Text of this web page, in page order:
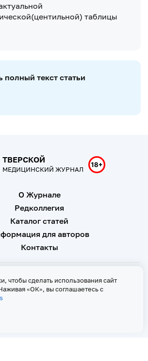
таблицы
полный текст статьи
ТВЕРСКОЙ
МЕДИЦИНСКИЙ ЖУРНАЛ
О Журнале
Редколлегия
Каталог статей
для авторов
Контакты
ссылка на страницу-первоисточник обязательна
регистрации Эл № ФС 77 - 67146 от 16
сентября 2016 г
чтобы сделать использования сайт
«ОК», вы соглашаетесь с